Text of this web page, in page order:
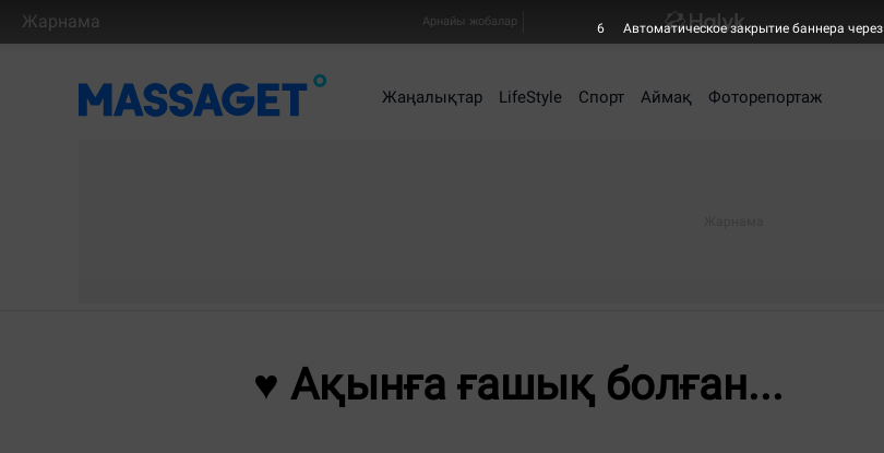
Жарнама Арнайы жобалар
Жаңалықтар LifeStyle Спорт Аймақ Фоторепортаж
♥ Ақынға ғашық болған...
6 Автоматическое закрытие баннера через